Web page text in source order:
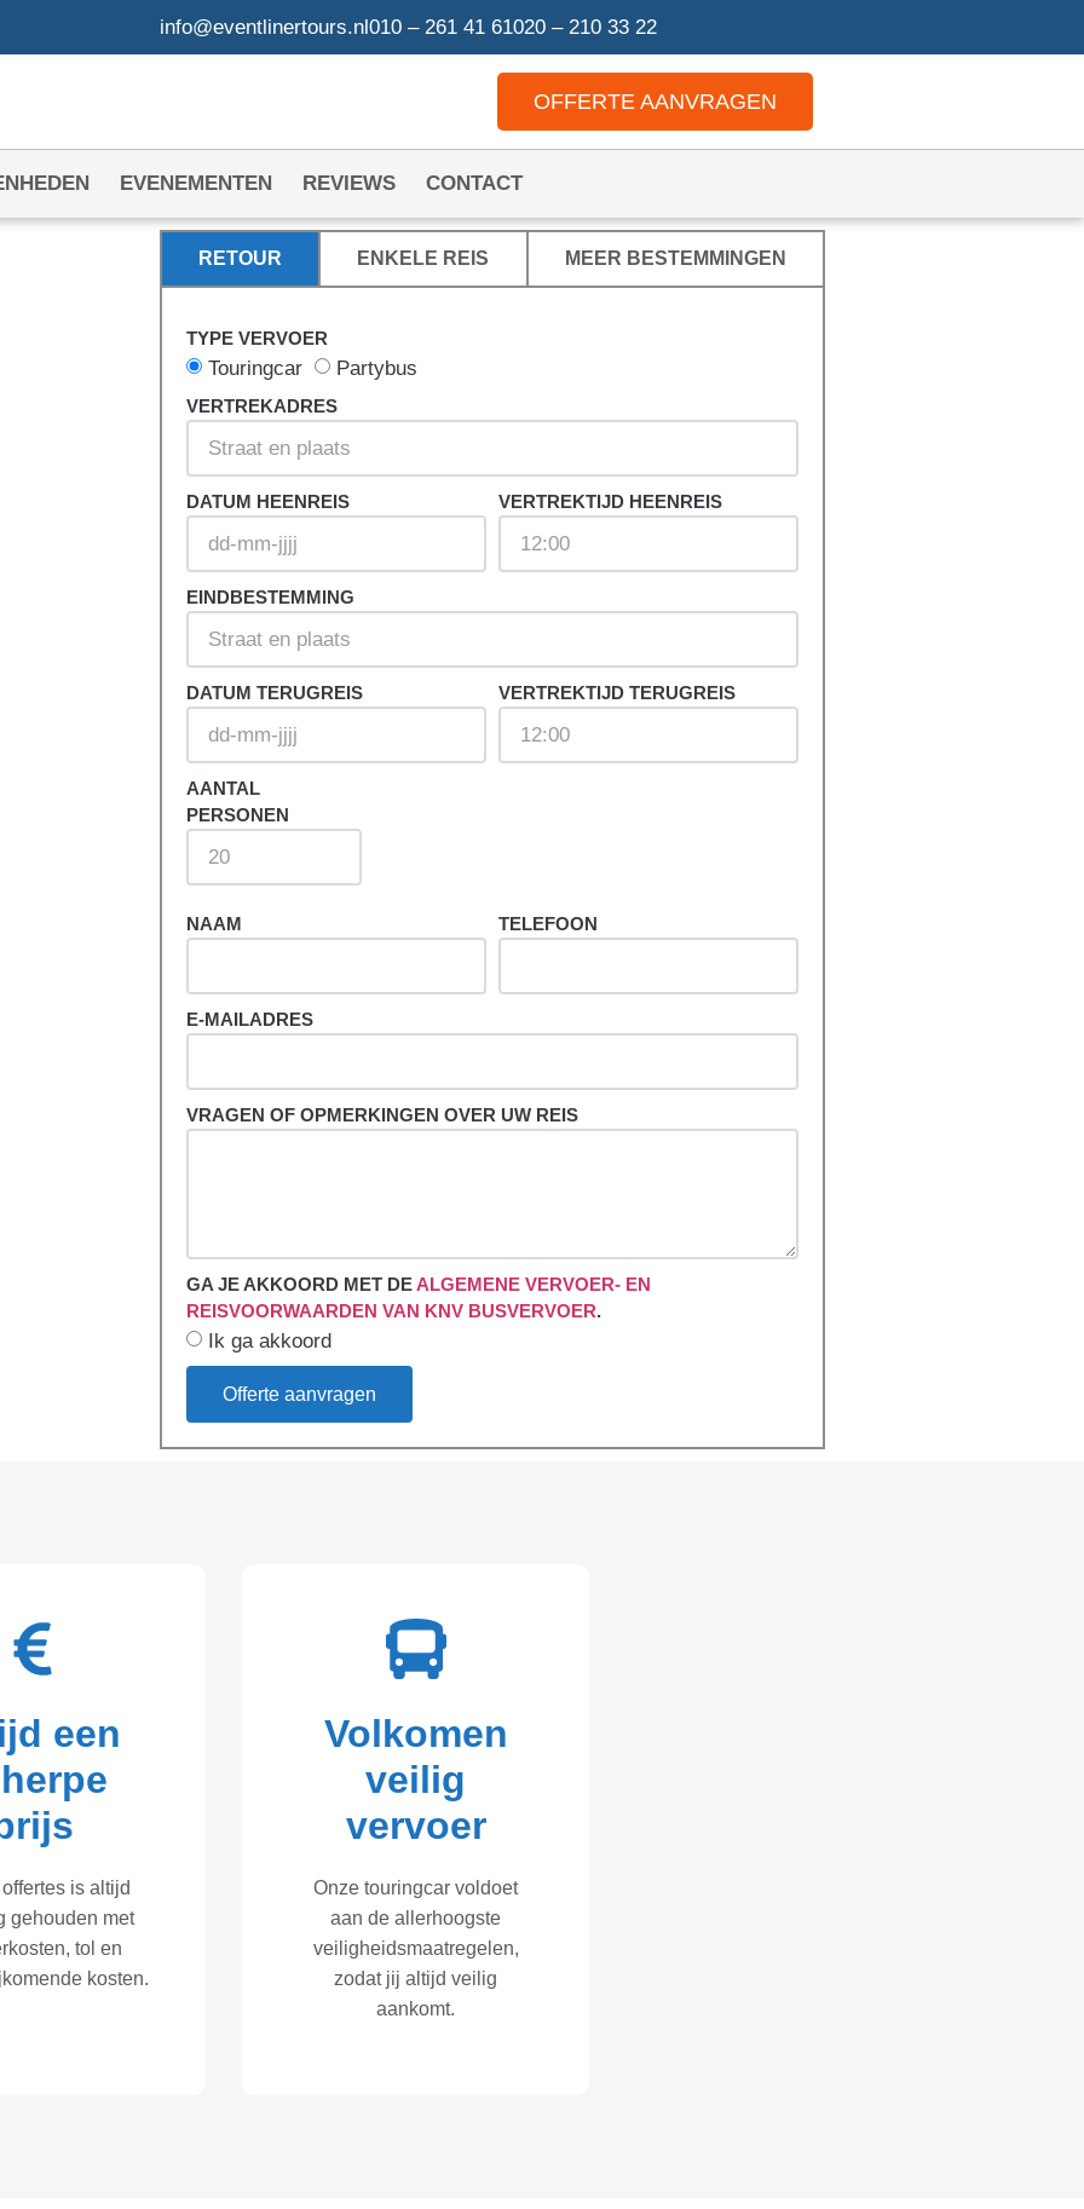
info@eventlinertours.nl010 – 261 41 61020 – 210 33 22
OFFERTE AANVRAGEN
EVENEMENTEN REVIEWS CONTACT
RETOUR ENKELE REIS MEER BESTEMMINGEN
TYPE VERVOER
Touringcar Partybus
VERTREKADRES
DATUM HEENREIS VERTREKTIJD HEENREIS
EINDBESTEMMING
DATUM TERUGREIS VERTREKTIJD TERUGREIS
AANTAL
PERSONEN
NAAM TELEFOON
E-MAILADRES
VRAGEN OF OPMERKINGEN OVER UW REIS
GA JE AKKOORD MET DEALGEMENE VERVOER- EN
REISVOORWAARDEN VAN KNV BUSVERVOER.
Ik ga akkoord
Offerte aanvragen
een
offertes is altijd
gehouden met
tol en
kosten.
Volkomen
veilig
vervoer
Onze touringcar voldoet
aan de allerhoogste
veiligheidsmaatregelen,
zodat jij altijd veilig
aankomt.